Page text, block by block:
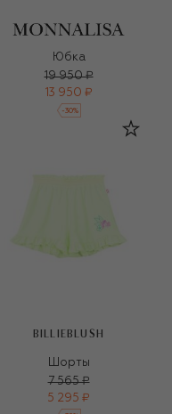
Юбка
19 950 ₽
13 950 ₽
-30%
BILLIEBLUSH
Шорты
7 565 ₽
5 295 ₽